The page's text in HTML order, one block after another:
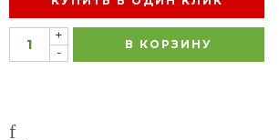
+
-
В КОРЗИНУ